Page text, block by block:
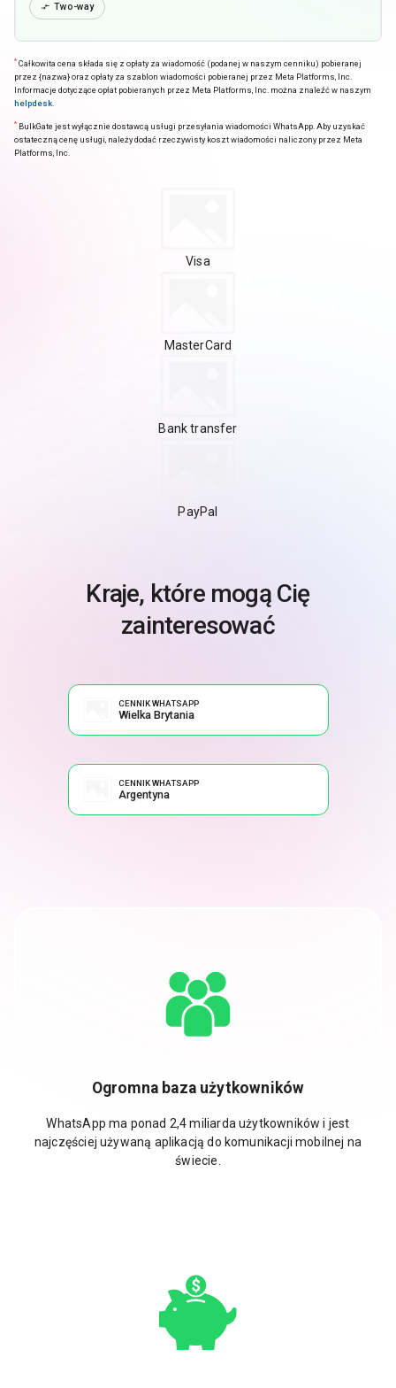
 Two-way
* Całkowita cena składa się z opłaty za wiadomość (podanej w naszym cenniku) pobieranej
przez {nazwa} oraz opłaty za szablon wiadomości pobieranej przez Meta Platforms, Inc.
Informacje dotyczące opłat pobieranych przez Meta Platforms, Inc. można znaleźć w naszym
helpdesk.
* BulkGate jest wyłącznie dostawcą usługi przesyłania wiadomości WhatsApp. Aby uzyskać
ostateczną cenę usługi, należy dodać rzeczywisty koszt wiadomości naliczony przez Meta
Platforms, Inc.
Visa
MasterCard
Bank transfer
PayPal
Kraje, które mogą Cię
zainteresować
CENNIK WHATSAPP
Wielka Brytania
CENNIK WHATSAPP
Argentyna
Ogromna baza użytkowników
WhatsApp ma ponad 2,4 miliarda użytkowników i jest
najczęściej używaną aplikacją do komunikacji mobilnej na
świecie.